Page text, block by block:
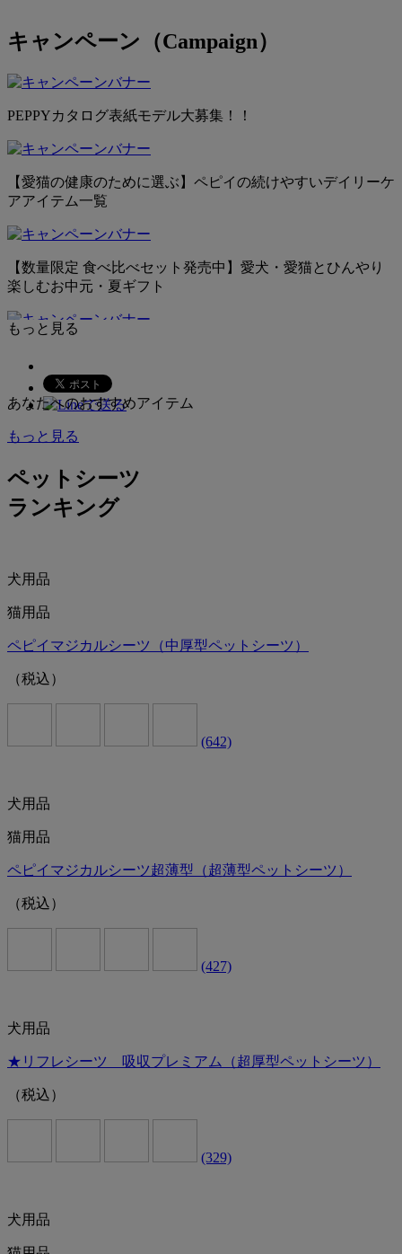
キャンペーン（Campaign）
PEPPYカタログ表紙モデル大募集！！
【愛猫の健康のために選ぶ】ペピイの続けやすいデイリーケ
アアイテム一覧
【数量限定 食べ比べセット発売中】愛犬・愛猫とひんやり
楽しむお中元・夏ギフト
もっと見る
あなたへのおすすめアイテム
もっと見る
ペットシーツ
ランキング
犬用品
猫用品
ペピイマジカルシーツ（中厚型ペットシーツ）
（税込）
(642)
犬用品
猫用品
ペピイマジカルシーツ超薄型（超薄型ペットシーツ）
（税込）
(427)
犬用品
★リフレシーツ 吸収プレミアム（超厚型ペットシーツ）
（税込）
(329)
犬用品